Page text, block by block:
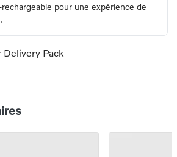
pour une expérience de
Delivery Pack